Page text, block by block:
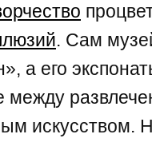
. Сам
а его
между
искусством.